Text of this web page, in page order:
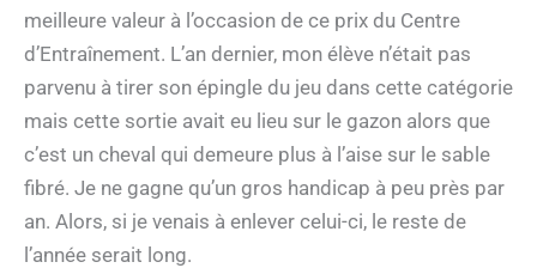
meilleure valeur à l’occasion de ce prix du Centre
d’Entraînement. L’an dernier, mon élève n’était pas
parvenu à tirer son épingle du jeu dans cette catégorie
mais cette sortie avait eu lieu sur le gazon alors que
c’est un cheval qui demeure plus à l’aise sur le sable
fibré. Je ne gagne qu’un gros handicap à peu près par
an. Alors, si je venais à enlever celui-ci, le reste de
l’année serait long.